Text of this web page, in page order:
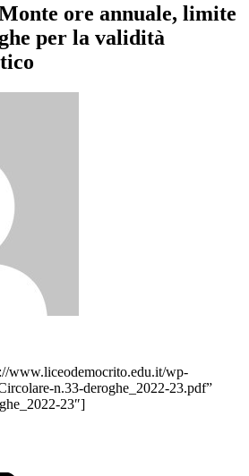
ore annuale, limite
per la validità
www.liceodemocrito.edu.it/wp-
n.33-deroghe_2022-23.pdf”
23″]